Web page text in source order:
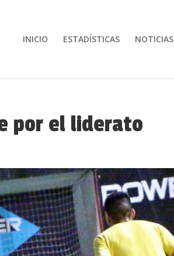
INICIO ESTADÍSTICAS NOTICIAS
por el liderato